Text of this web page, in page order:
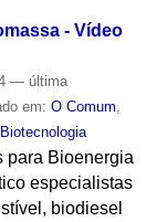
- Vídeo
— última
em: O Comum
Biotecnologia
para Bioenergia
especialistas
biodiesel